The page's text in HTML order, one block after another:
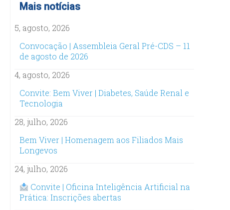
Mais notícias
5, agosto, 2026
Convocação | Assembleia Geral Pré-CDS – 11
de agosto de 2026
4, agosto, 2026
Convite: Bem Viver | Diabetes, Saúde Renal e
Tecnologia
28, julho, 2026
Bem Viver | Homenagem aos Filiados Mais
Longevos
24, julho, 2026
Convite | Oficina Inteligência Artificial na
Prática: Inscrições abertas